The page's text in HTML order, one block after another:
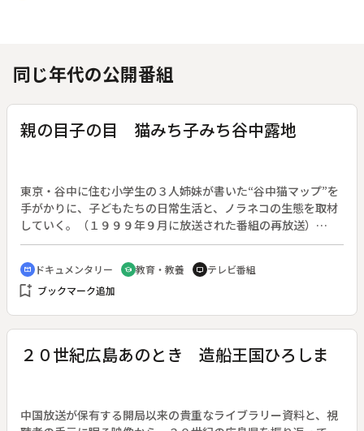
同じ年代の公開番組
親の目子の目 猫みち子みち谷中露地
東京・谷中に住む小学生の３人姉妹が書いた“谷中猫マップ”を
手がかりに、子どもたちの日常生活と、ノラネコの生態を取材
していく。（１９９９年９月に放送された番組の再放送）
◆“猫マップ”を元に子どもたちの日常を追ってみると、寺の境
内や墓地、駐車場など、彼らが遊ぶ場所にはネコもくつろいで
いることがわかる。また路地裏は、まるで庭のように“生活の
場”として機能していることも判明。子どももネコも居心地の
うだ。そしてそんな子どもやネコを、大人たちは干渉しすぎる
ことなく、ほどよい距離で見守っている。谷中の町に暮らす子
どもたちの世界を紹介し、ノスタルジックなとらえ方ではな
cinematic_blur ドキュメンタリー school 教育・教養 tv テレビ番組
bookmark_add ブックマーク追加
２０世紀広島あのとき 造船王国ひろしま
中国放送が保有する開局以来の貴重なライブラリー資料と、視